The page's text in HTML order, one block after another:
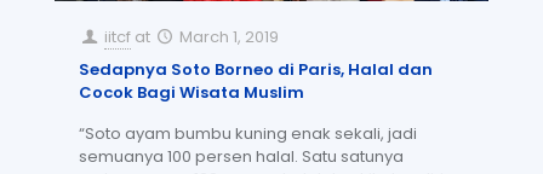
iitcf at
March 1, 2019
Sedapnya Soto Borneo di Paris, Halal dan
Cocok Bagi Wisata Muslim
“Soto ayam bumbu kuning enak sekali, jadi
semuanya 100 persen halal. Satu satunya